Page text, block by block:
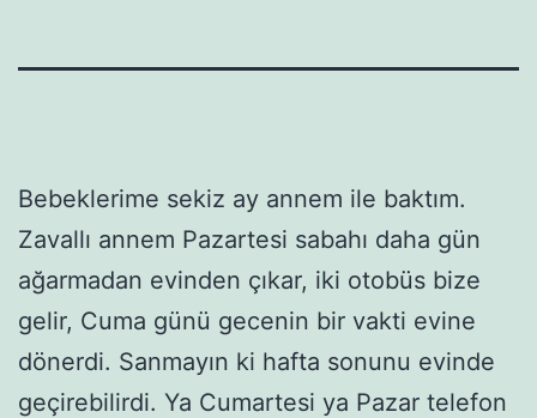
Bebeklerime sekiz ay annem ile baktım.
Zavallı annem Pazartesi sabahı daha gün
ağarmadan evinden çıkar, iki otobüs bize
gelir, Cuma günü gecenin bir vakti evine
dönerdi. Sanmayın ki hafta sonunu evinde
geçirebilirdi. Ya Cumartesi ya Pazar telefon